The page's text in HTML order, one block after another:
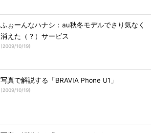
ふぉーんなハナシ：au秋冬モデルでさり気なく
消えた（？）サービス
(2009/10/19)
写真で解説する「BRAVIA Phone U1」
(2009/10/19)